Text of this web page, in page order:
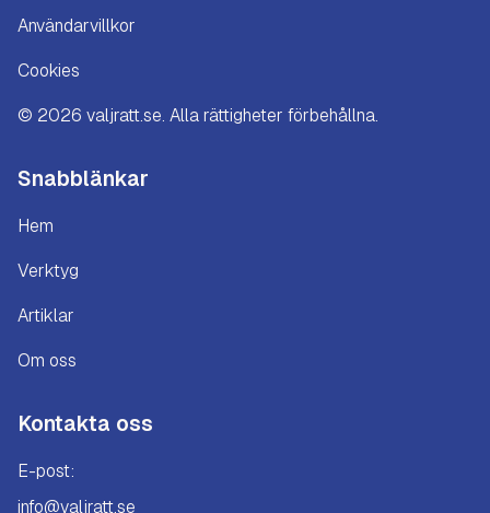
Användarvillkor
Cookies
© 2026 valjratt.se. Alla rättigheter förbehållna.
Snabblänkar
Hem
Verktyg
Artiklar
Om oss
Kontakta oss
E-post:
info@valjratt.se